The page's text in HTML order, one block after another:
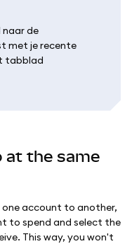
de
met je recente
tabblad
at the same
one account to another,
to spend and select the
This way, you won't